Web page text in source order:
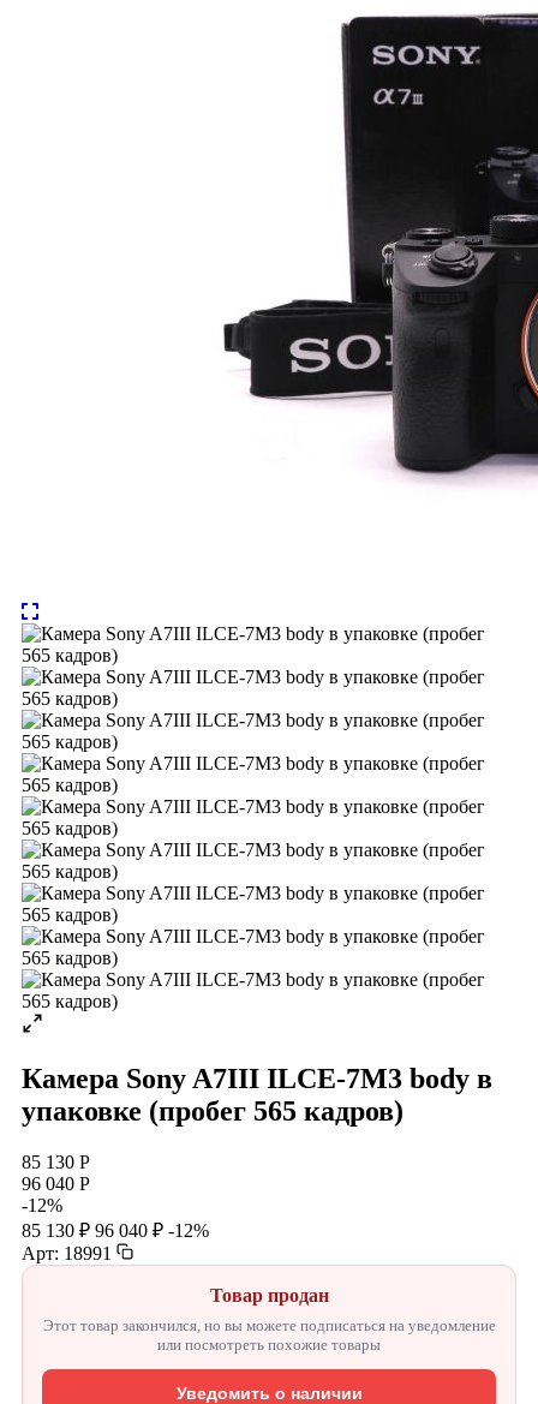
Камера Sony A7III ILCE-7M3 body в
упаковке (пробег 565 кадров)
85 130 Р
96 040 Р
-12%
85 130 ₽ 96 040 ₽ -12%
Арт: 18991
Товар продан
Этот товар закончился, но вы можете подписаться на уведомление
или посмотреть похожие товары
Уведомить о наличии